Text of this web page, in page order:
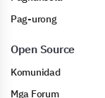
Pag-urong
Open Source
Komunidad